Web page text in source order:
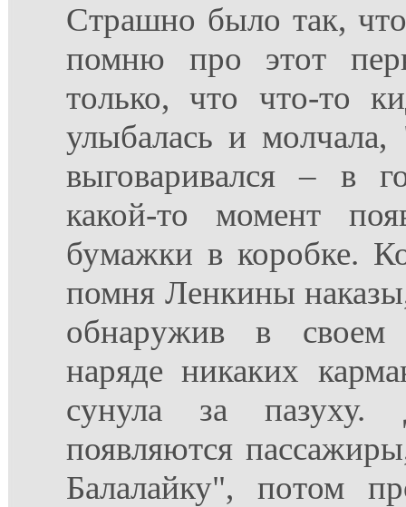
Страшно было так,
помню про этот
только, что что-то
улыбалась и
выговаривался – в
какой-то момент
бумажки в коробке.
помня Ленкины
обнаружив в своем
наряде никаких
сунула за
появляются
Балалайку", потом